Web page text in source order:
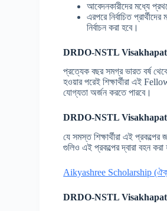
আবেদনকারীদের মধ্যে
এরপরে নির্বাচিত
নির্বাচন করা হবে।
DRDO-NSTL
প্রত্যেক বছর সমগ্র ভারত বর্ষ
হওয়ার পরেই শিক্ষার্থীরা এই
যোগ্যতা অর্জন করতে পারবে।
DRDO-NSTL
যে সমস্ত শিক্ষার্থীরা এই
গুলিও এই প্রকল্পের দ্বারা বহন করা
Aikyashree Scholarship
DRDO-NSTL